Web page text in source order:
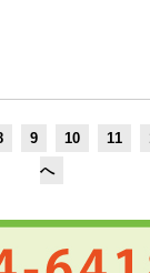
9 10 11
へ